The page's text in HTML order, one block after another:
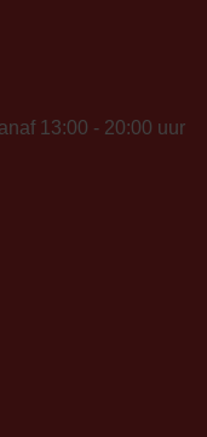
13:00 - 20:00 uur